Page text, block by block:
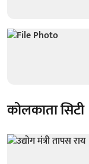
कोलकाता सिटी